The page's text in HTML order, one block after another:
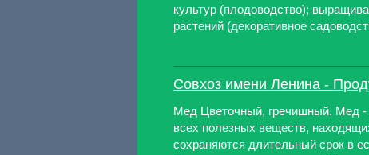
культур (плодоводство);
растений (декоративное
Совхоз имени Ленина -
Мед Цветочный, гречишный. Мед -
всех полезных веществ,
сохраняются длительный срок в